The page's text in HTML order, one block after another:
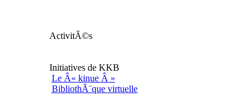
ActivitÃ©s
Initiatives de KKB
Le Â« kinue Â »
BibliothÃ¨que virtuelle